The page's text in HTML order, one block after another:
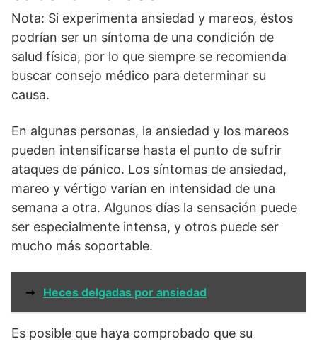
Nota: Si experimenta ansiedad y mareos, éstos
podrían ser un síntoma de una condición de
salud física, por lo que siempre se recomienda
buscar consejo médico para determinar su
causa.
En algunas personas, la ansiedad y los mareos
pueden intensificarse hasta el punto de sufrir
ataques de pánico. Los síntomas de ansiedad,
mareo y vértigo varían en intensidad de una
semana a otra. Algunos días la sensación puede
ser especialmente intensa, y otros puede ser
mucho más soportable.
➞ Heces delgadas por ansiedad
Es posible que haya comprobado que su